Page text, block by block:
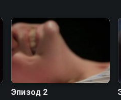
Эпизод 2